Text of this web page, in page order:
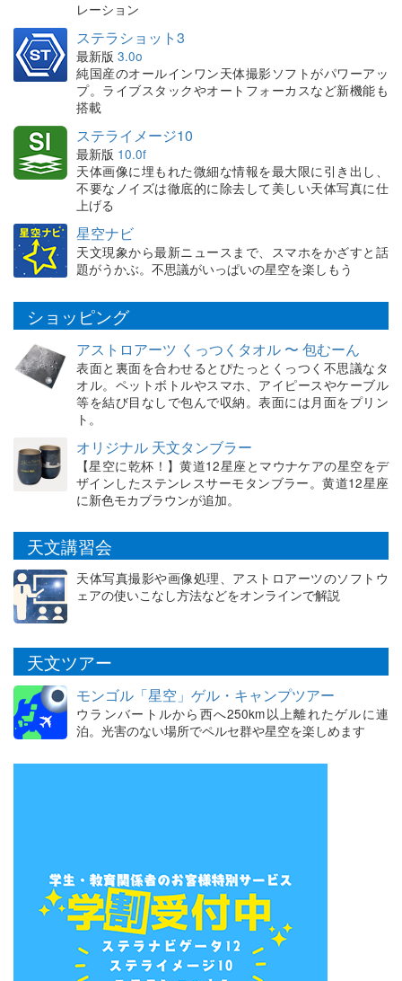
レーション
ステラショット3
最新版 3.0o
純国産のオールインワン天体撮影ソフトがパワーアッ
プ。ライブスタックやオートフォーカスなど新機能も
搭載
ステライメージ10
最新版 10.0f
天体画像に埋もれた微細な情報を最大限に引き出し、
不要なノイズは徹底的に除去して美しい天体写真に仕
上げる
星空ナビ
天文現象から最新ニュースまで、スマホをかざすと話
題がうかぶ。不思議がいっぱいの星空を楽しもう
ショッピング
アストロアーツ くっつくタオル 〜 包むーん
表面と裏面を合わせるとぴたっとくっつく不思議なタ
オル。ペットボトルやスマホ、アイピースやケーブル
等を結び目なしで包んで収納。表面には月面をプリン
ト。
オリジナル 天文タンブラー
【星空に乾杯！】黄道12星座とマウナケアの星空をデ
ザインしたステンレスサーモタンブラー。黄道12星座
に新色モカブラウンが追加。
天文講習会
天体写真撮影や画像処理、アストロアーツのソフトウ
ェアの使いこなし方法などをオンラインで解説
天文ツアー
モンゴル「星空」ゲル・キャンプツアー
ウランバートルから西へ250km以上離れたゲルに連
泊。光害のない場所でペルセ群や星空を楽しめます